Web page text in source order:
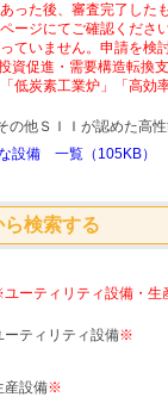
った後、審査完了した
ージにてご確認くださ
ていません。申請を検
資促進・需要構造転換
低炭素工業炉」「高
他ＳＩＩが認めた高
設備 一覧（105KB）
ら検索する
ーティリティ設備・生
ーティリティ設備※
産設備※